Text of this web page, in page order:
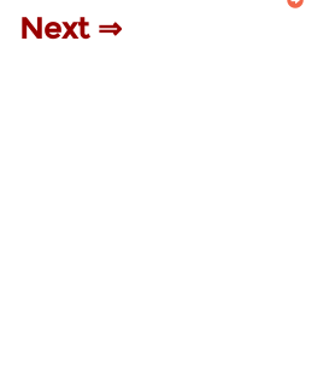
Next ⇒